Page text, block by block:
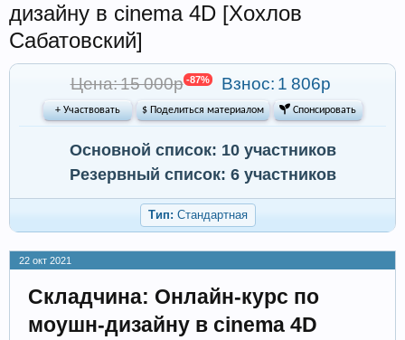
дизайну в cinema 4D [Хохлов
Сабатовский]
Цена: 15 000р -87% Взнос: 1 806р
+ Участвовать $ Поделиться материалом  Спонсировать
Основной список: 10 участников
Резервный список: 6 участников
Тип: Стандартная
22 окт 2021
Складчина: Онлайн-курс по
моушн-дизайну в cinema 4D